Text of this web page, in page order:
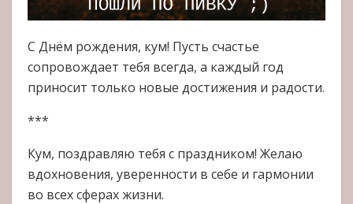
С Днём рождения, кум! Пусть счастье
сопровождает тебя всегда, а каждый год
приносит только новые достижения и радости.
***
Кум, поздравляю тебя с праздником! Желаю
вдохновения, уверенности в себе и гармонии
во всех сферах жизни.